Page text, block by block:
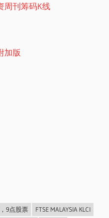
周刊筹码K线
加版
9点股票
FTSE MALAYSIA KLCI